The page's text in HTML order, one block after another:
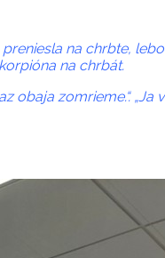
na chrbte,
na chrbát.
zomrieme.“.